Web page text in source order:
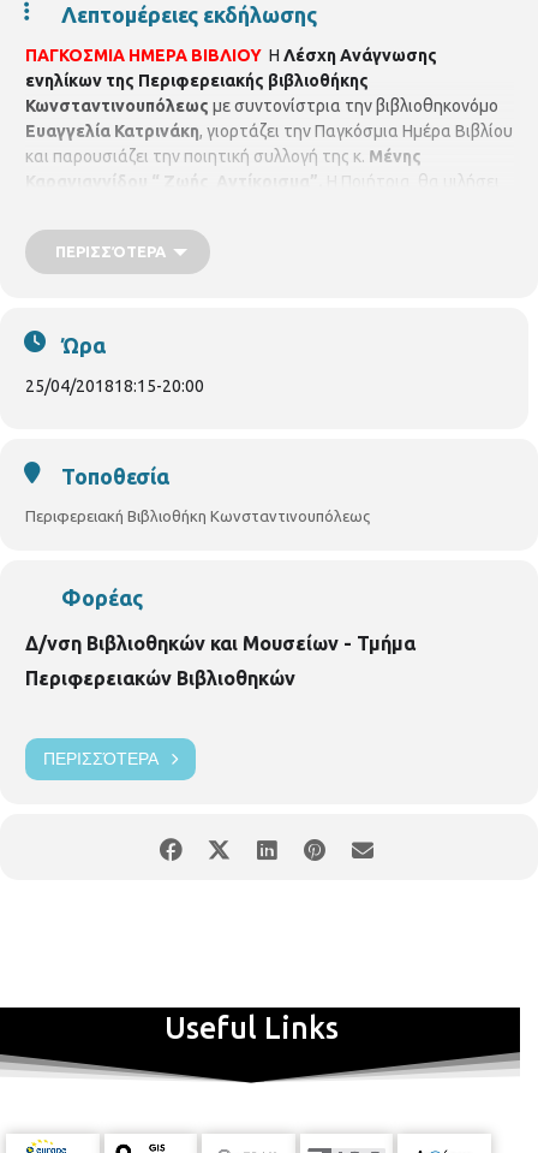
Λεπτομέρειες εκδήλωσης
ΠΑΓΚΟΣΜΙΑ ΗΜΕΡΑ ΒΙΒΛΙΟΥ Η Λέσχη Ανάγνωσης
ενηλίκων της Περιφερειακής βιβλιοθήκης
Κωνσταντινουπόλεως με συντονίστρια την βιβλιοθηκονόμο
Ευαγγελία Κατρινάκη, γιορτάζει την Παγκόσμια Ημέρα Βιβλίου
και παρουσιάζει την ποιητική συλλογή της κ. Μένης
Καραγιαννίδου “ Ζωής Αντίκρισμα”.
Η Ποιήτρια θα μιλήσει
γραφής.Τετάρτη 25/04/2018, ώρα 6.15 – 8.00 μ.μ.
ελεύθερη.Δηλώσεις συμμετοχής
ΠΕΡΙΣΣΌΤΕΡΑ
Ώρα
25/04/201818:15-20:00
Τοποθεσία
Περιφερειακή Βιβλιοθήκη Κωνσταντινουπόλεως
Φορέας
Δ/νση Βιβλιοθηκών και Μουσείων - Τμήμα
Περιφερειακών Βιβλιοθηκών
ΠΕΡΙΣΣΌΤΕΡΑ
Useful Links